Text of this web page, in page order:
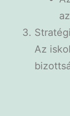
Az